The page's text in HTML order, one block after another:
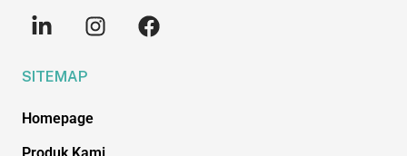
SITEMAP
Homepage